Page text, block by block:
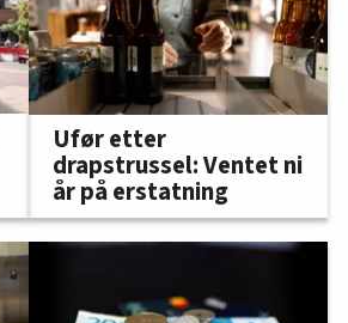
Ufør etter
drapstrussel: Ventet ni
år på erstatning